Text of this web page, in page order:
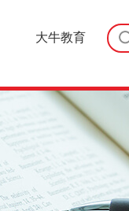
大牛教育